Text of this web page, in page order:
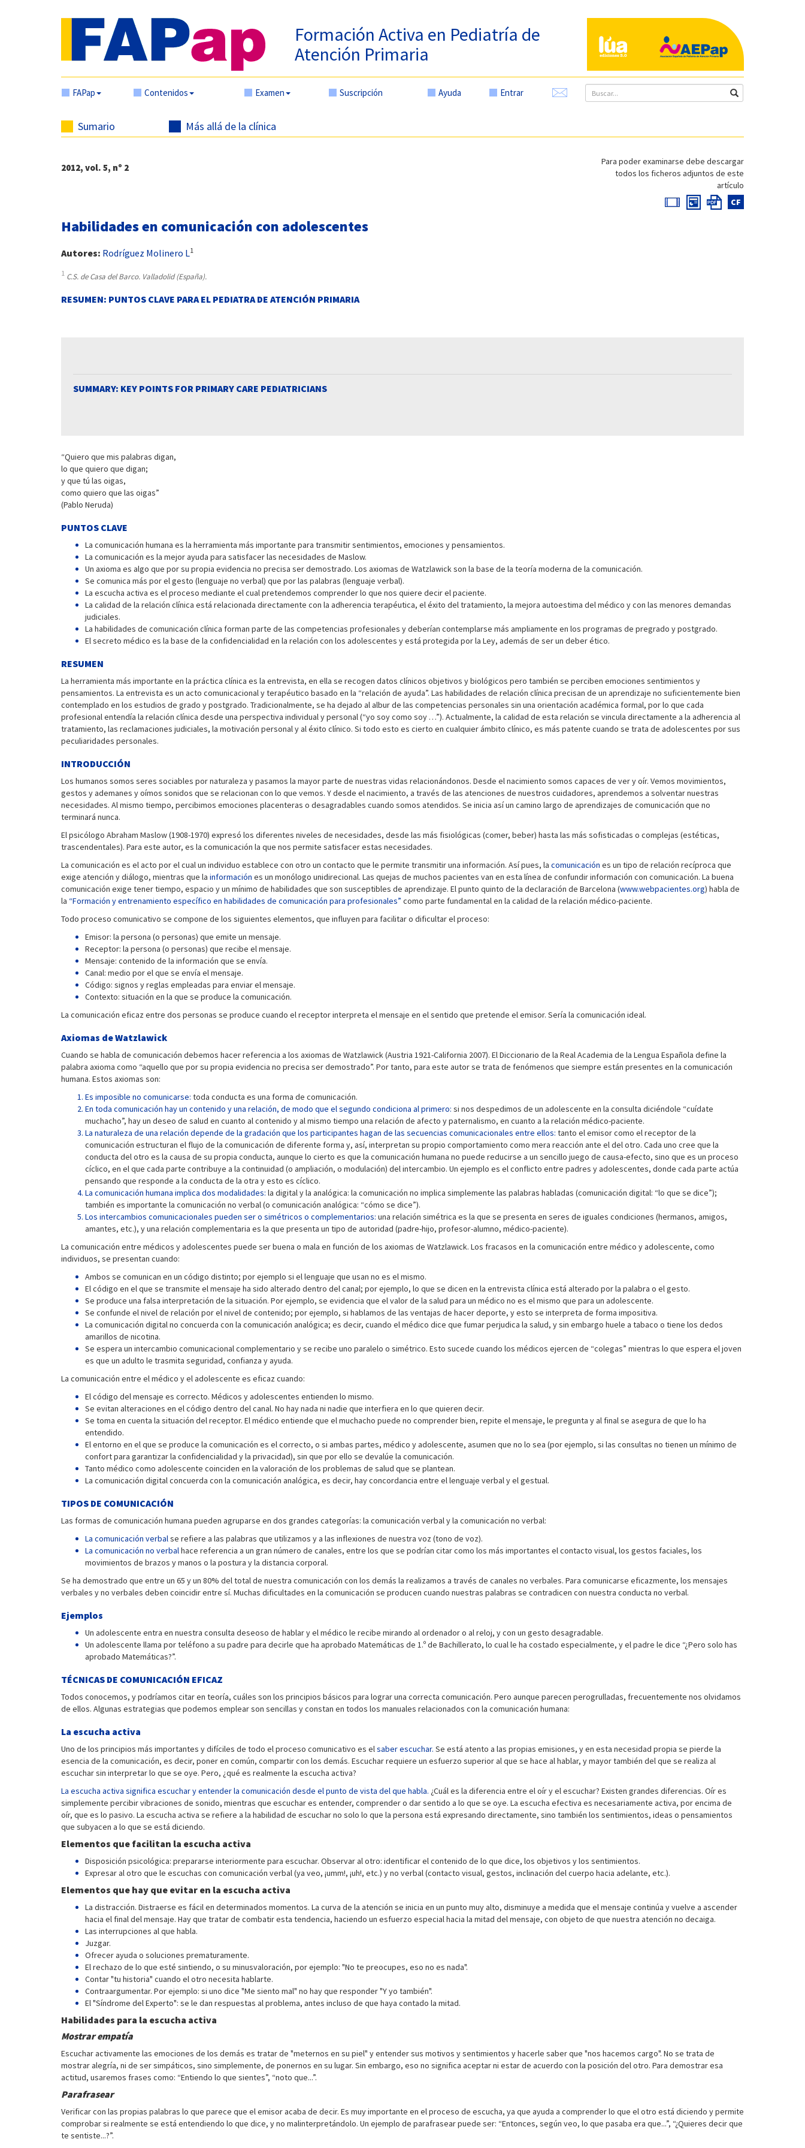
Formación Activa en Pediatría de
Atención Primaria
FAPap Contenidos Examen Suscripción Ayuda Entrar
Sumario Más allá de la clínica
Para poder examinarse debe descargar
todos los ficheros adjuntos de este
artículo
CF
2012, vol. 5, nº 2
Habilidades en comunicación con adolescentes
Autores: Rodríguez Molinero L1
1 C.S. de Casa del Barco. Valladolid (España).
RESUMEN: PUNTOS CLAVE PARA EL PEDIATRA DE ATENCIÓN PRIMARIA
SUMMARY: KEY POINTS FOR PRIMARY CARE PEDIATRICIANS
“Quiero que mis palabras digan,
lo que quiero que digan;
y que tú las oigas,
como quiero que las oigas”
(Pablo Neruda)
PUNTOS CLAVE
La comunicación humana es la herramienta más importante para transmitir sentimientos, emociones y pensamientos.
La comunicación es la mejor ayuda para satisfacer las necesidades de Maslow.
Un axioma es algo que por su propia evidencia no precisa ser demostrado. Los axiomas de Watzlawick son la base de la teoría moderna de la comunicación.
Se comunica más por el gesto (lenguaje no verbal) que por las palabras (lenguaje verbal).
La escucha activa es el proceso mediante el cual pretendemos comprender lo que nos quiere decir el paciente.
La calidad de la relación clínica está relacionada directamente con la adherencia terapéutica, el éxito del tratamiento, la mejora autoestima del médico y con las menores demandas
judiciales.
La habilidades de comunicación clínica forman parte de las competencias profesionales y deberían contemplarse más ampliamente en los programas de pregrado y postgrado.
El secreto médico es la base de la confidencialidad en la relación con los adolescentes y está protegida por la Ley, además de ser un deber ético.
RESUMEN
La herramienta más importante en la práctica clínica es la entrevista, en ella se recogen datos clínicos objetivos y biológicos pero también se perciben emociones sentimientos y
pensamientos. La entrevista es un acto comunicacional y terapéutico basado en la “relación de ayuda”. Las habilidades de relación clínica precisan de un aprendizaje no suficientemente bien
contemplado en los estudios de grado y postgrado. Tradicionalmente, se ha dejado al albur de las competencias personales sin una orientación académica formal, por lo que cada
profesional entendía la relación clínica desde una perspectiva individual y personal (“yo soy como soy …”). Actualmente, la calidad de esta relación se vincula directamente a la adherencia al
tratamiento, las reclamaciones judiciales, la motivación personal y al éxito clínico. Si todo esto es cierto en cualquier ámbito clínico, es más patente cuando se trata de adolescentes por sus
peculiaridades personales.
INTRODUCCIÓN
Los humanos somos seres sociables por naturaleza y pasamos la mayor parte de nuestras vidas relacionándonos. Desde el nacimiento somos capaces de ver y oír. Vemos movimientos,
gestos y ademanes y oímos sonidos que se relacionan con lo que vemos. Y desde el nacimiento, a través de las atenciones de nuestros cuidadores, aprendemos a solventar nuestras
necesidades. Al mismo tiempo, percibimos emociones placenteras o desagradables cuando somos atendidos. Se inicia así un camino largo de aprendizajes de comunicación que no
terminará nunca.
El psicólogo Abraham Maslow (1908-1970) expresó los diferentes niveles de necesidades, desde las más fisiológicas (comer, beber) hasta las más sofisticadas o complejas (estéticas,
trascendentales). Para este autor, es la comunicación la que nos permite satisfacer estas necesidades.
La comunicación es el acto por el cual un individuo establece con otro un contacto que le permite transmitir una información. Así pues, la comunicación es un tipo de relación recíproca que
exige atención y diálogo, mientras que la información es un monólogo unidirecional. Las quejas de muchos pacientes van en esta línea de confundir información con comunicación. La buena
comunicación exige tener tiempo, espacio y un mínimo de habilidades que son susceptibles de aprendizaje. El punto quinto de la declaración de Barcelona (www.webpacientes.org) habla de
la “Formación y entrenamiento específico en habilidades de comunicación para profesionales” como parte fundamental en la calidad de la relación médico-paciente.
Todo proceso comunicativo se compone de los siguientes elementos, que influyen para facilitar o dificultar el proceso:
Emisor: la persona (o personas) que emite un mensaje.
Receptor: la persona (o personas) que recibe el mensaje.
Mensaje: contenido de la información que se envía.
Canal: medio por el que se envía el mensaje.
Código: signos y reglas empleadas para enviar el mensaje.
Contexto: situación en la que se produce la comunicación.
La comunicación eficaz entre dos personas se produce cuando el receptor interpreta el mensaje en el sentido que pretende el emisor. Sería la comunicación ideal.
Axiomas de Watzlawick
Cuando se habla de comunicación debemos hacer referencia a los axiomas de Watzlawick (Austria 1921-California 2007). El Diccionario de la Real Academia de la Lengua Española define la
palabra axioma como “aquello que por su propia evidencia no precisa ser demostrado”. Por tanto, para este autor se trata de fenómenos que siempre están presentes en la comunicación
humana. Estos axiomas son:
Es imposible no comunicarse: toda conducta es una forma de comunicación.
En toda comunicación hay un contenido y una relación, de modo que el segundo condiciona al primero: si nos despedimos de un adolescente en la consulta diciéndole “cuídate
muchacho”, hay un deseo de salud en cuanto al contenido y al mismo tiempo una relación de afecto y paternalismo, en cuanto a la relación médico-paciente.
La naturaleza de una relación depende de la gradación que los participantes hagan de las secuencias comunicacionales entre ellos: tanto el emisor como el receptor de la
comunicación estructuran el flujo de la comunicación de diferente forma y, así, interpretan su propio comportamiento como mera reacción ante el del otro. Cada uno cree que la
conducta del otro es la causa de su propia conducta, aunque lo cierto es que la comunicación humana no puede reducirse a un sencillo juego de causa-efecto, sino que es un proceso
cíclico, en el que cada parte contribuye a la continuidad (o ampliación, o modulación) del intercambio. Un ejemplo es el conflicto entre padres y adolescentes, donde cada parte actúa
pensando que responde a la conducta de la otra y esto es cíclico.
La comunicación humana implica dos modalidades: la digital y la analógica: la comunicación no implica simplemente las palabras habladas (comunicación digital: “lo que se dice”);
también es importante la comunicación no verbal (o comunicación analógica: “cómo se dice”).
Los intercambios comunicacionales pueden ser o simétricos o complementarios: una relación simétrica es la que se presenta en seres de iguales condiciones (hermanos, amigos,
amantes, etc.), y una relación complementaria es la que presenta un tipo de autoridad (padre-hijo, profesor-alumno, médico-paciente).
La comunicación entre médicos y adolescentes puede ser buena o mala en función de los axiomas de Watzlawick. Los fracasos en la comunicación entre médico y adolescente, como
individuos, se presentan cuando:
Ambos se comunican en un código distinto; por ejemplo si el lenguaje que usan no es el mismo.
El código en el que se transmite el mensaje ha sido alterado dentro del canal; por ejemplo, lo que se dicen en la entrevista clínica está alterado por la palabra o el gesto.
Se produce una falsa interpretación de la situación. Por ejemplo, se evidencia que el valor de la salud para un médico no es el mismo que para un adolescente.
Se confunde el nivel de relación por el nivel de contenido; por ejemplo, si hablamos de las ventajas de hacer deporte, y esto se interpreta de forma impositiva.
La comunicación digital no concuerda con la comunicación analógica; es decir, cuando el médico dice que fumar perjudica la salud, y sin embargo huele a tabaco o tiene los dedos
amarillos de nicotina.
Se espera un intercambio comunicacional complementario y se recibe uno paralelo o simétrico. Esto sucede cuando los médicos ejercen de “colegas” mientras lo que espera el joven
es que un adulto le trasmita seguridad, confianza y ayuda.
La comunicación entre el médico y el adolescente es eficaz cuando:
El código del mensaje es correcto. Médicos y adolescentes entienden lo mismo.
Se evitan alteraciones en el código dentro del canal. No hay nada ni nadie que interfiera en lo que quieren decir.
Se toma en cuenta la situación del receptor. El médico entiende que el muchacho puede no comprender bien, repite el mensaje, le pregunta y al final se asegura de que lo ha
entendido.
El entorno en el que se produce la comunicación es el correcto, o si ambas partes, médico y adolescente, asumen que no lo sea (por ejemplo, si las consultas no tienen un mínimo de
confort para garantizar la confidencialidad y la privacidad), sin que por ello se devalúe la comunicación.
Tanto médico como adolescente coinciden en la valoración de los problemas de salud que se plantean.
La comunicación digital concuerda con la comunicación analógica, es decir, hay concordancia entre el lenguaje verbal y el gestual.
TIPOS DE COMUNICACIÓN
Las formas de comunicación humana pueden agruparse en dos grandes categorías: la comunicación verbal y la comunicación no verbal:
La comunicación verbalse refiere a las palabras que utilizamos y a las inflexiones de nuestra voz (tono de voz).
La comunicación no verbalhace referencia a un gran número de canales, entre los que se podrían citar como los más importantes el contacto visual, los gestos faciales, los
movimientos de brazos y manos o la postura y la distancia corporal.
Se ha demostrado que entre un 65 y un 80% del total de nuestra comunicación con los demás la realizamos a través de canales no verbales. Para comunicarse eficazmente, los mensajes
verbales y no verbales deben coincidir entre sí. Muchas dificultades en la comunicación se producen cuando nuestras palabras se contradicen con nuestra conducta no verbal.
Ejemplos
Un adolescente entra en nuestra consulta deseoso de hablar y el médico le recibe mirando al ordenador o al reloj, y con un gesto desagradable.
Un adolescente llama por teléfono a su padre para decirle que ha aprobado Matemáticas de 1.º de Bachillerato, lo cual le ha costado especialmente, y el padre le dice “¿Pero solo has
aprobado Matemáticas?”.
TÉCNICAS DE COMUNICACIÓN EFICAZ
Todos conocemos, y podríamos citar en teoría, cuáles son los principios básicos para lograr una correcta comunicación. Pero aunque parecen perogrulladas, frecuentemente nos olvidamos
de ellos. Algunas estrategias que podemos emplear son sencillas y constan en todos los manuales relacionados con la comunicación humana:
La escucha activa
Uno de los principios más importantes y difíciles de todo el proceso comunicativo es elsaber escuchar. Se está atento a las propias emisiones, y en esta necesidad propia se pierde la
esencia de la comunicación, es decir, poner en común, compartir con los demás. Escuchar requiere un esfuerzo superior al que se hace al hablar, y mayor también del que se realiza al
escuchar sin interpretar lo que se oye. Pero, ¿qué es realmente la escucha activa?
La escucha activa significa escuchar y entender la comunicación desde el punto de vista del que habla. ¿Cuál es la diferencia entre el oír y el escuchar? Existen grandes diferencias. Oír es
simplemente percibir vibraciones de sonido, mientras que escuchar es entender, comprender o dar sentido a lo que se oye. La escucha efectiva es necesariamente activa, por encima de
oír, que es lo pasivo. La escucha activa se refiere a la habilidad de escuchar no solo lo que la persona está expresando directamente, sino también los sentimientos, ideas o pensamientos
que subyacen a lo que se está diciendo.
Elementos que facilitan la escucha activa
Disposición psicológica: prepararse interiormente para escuchar. Observar al otro: identificar el contenido de lo que dice, los objetivos y los sentimientos.
Expresar al otro que le escuchas con comunicación verbal (ya veo, ¡umm!, ¡uh!, etc.) y no verbal (contacto visual, gestos, inclinación del cuerpo hacia adelante, etc.).
Elementos que hay que evitar en la escucha activa
La distracción. Distraerse es fácil en determinados momentos. La curva de la atención se inicia en un punto muy alto, disminuye a medida que el mensaje continúa y vuelve a ascender
hacia el final del mensaje. Hay que tratar de combatir esta tendencia, haciendo un esfuerzo especial hacia la mitad del mensaje, con objeto de que nuestra atención no decaiga.
Las interrupciones al que habla.
Juzgar.
Ofrecer ayuda o soluciones prematuramente.
El rechazo de lo que esté sintiendo, o su minusvaloración, por ejemplo: "No te preocupes, eso no es nada".
Contar "tu historia" cuando el otro necesita hablarte.
Contraargumentar. Por ejemplo: si uno dice "Me siento mal" no hay que responder "Y yo también".
El "Síndrome del Experto": se le dan respuestas al problema, antes incluso de que haya contado la mitad.
Habilidades para la escucha activa
Mostrar empatía
Escuchar activamente las emociones de los demás es tratar de "meternos en su piel" y entender sus motivos y sentimientos y hacerle saber que "nos hacemos cargo". No se trata de
mostrar alegría, ni de ser simpáticos, sino simplemente, de ponernos en su lugar. Sin embargo, eso no significa aceptar ni estar de acuerdo con la posición del otro. Para demostrar esa
actitud, usaremos frases como: “Entiendo lo que sientes”, “noto que...”.
Parafrasear
Verificar con las propias palabras lo que parece que el emisor acaba de decir. Es muy importante en el proceso de escucha, ya que ayuda a comprender lo que el otro está diciendo y permite
comprobar si realmente se está entendiendo lo que dice, y no malinterpretándolo. Un ejemplo de parafrasear puede ser: “Entonces, según veo, lo que pasaba era que...”, “¿Quieres decir que
te sentiste...?”.